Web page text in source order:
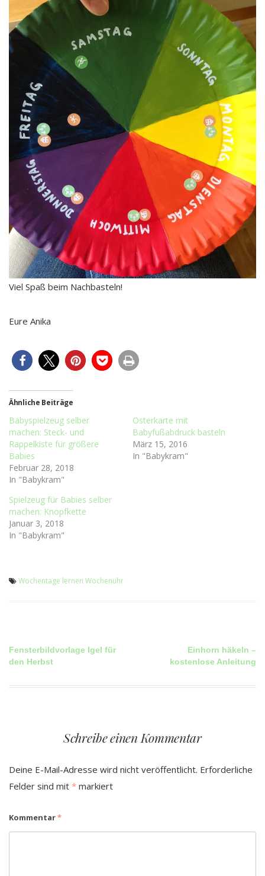
Viel Spaß beim Nachbasteln!
Eure Anika
Ähnliche Beiträge
Babyspielzeug selber
machen: Steck- und
Rappelkiste für größere
Babies
Februar 28, 2018
In "Babykram"
Osterkarte mit
Babyfußabdruck basteln
März 15, 2016
In "Babykram"
Spielzeug für Babies selber
machen: Knopfkette
Januar 3, 2018
In "Babykram"
Wochentage lernen Wochenuhr
Beitragsnavigation
Fensterbildvorlage Igel für
den Herbst
Einhorn häkeln –
kostenlose Anleitung
Schreibe einen Kommentar
Deine E-Mail-Adresse wird nicht veröffentlicht. Erforderliche
Felder sind mit * markiert
Kommentar*